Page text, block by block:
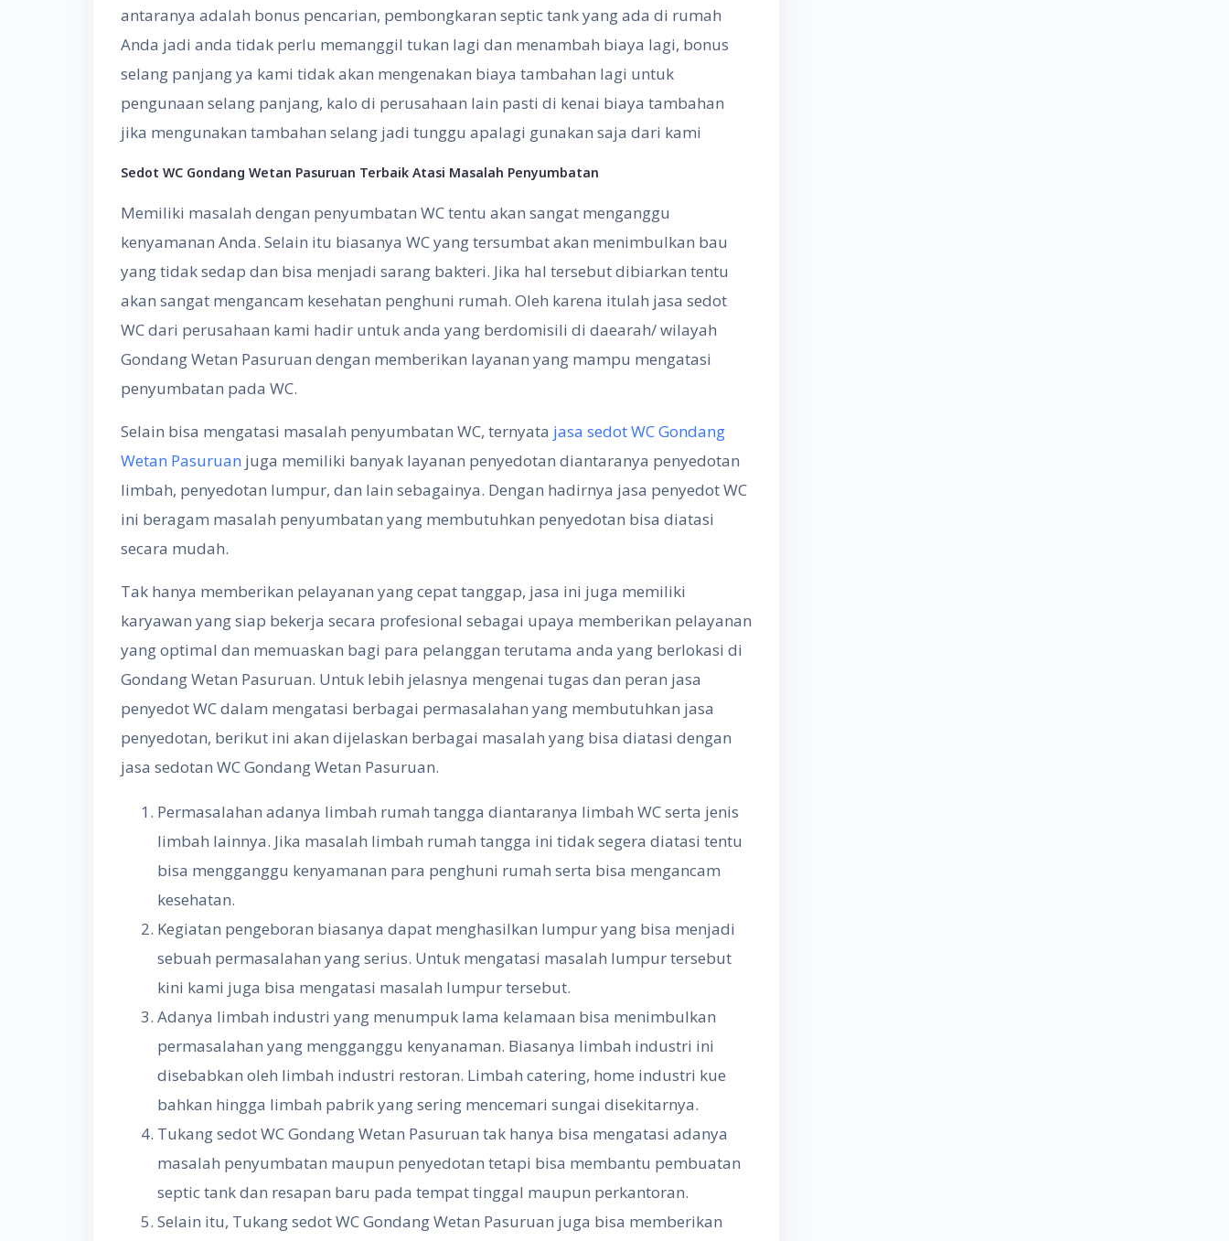
antaranya adalah bonus pencarian, pembongkaran septic tank yang ada di rumah
Anda jadi anda tidak perlu memanggil tukan lagi dan menambah biaya lagi, bonus
selang panjang ya kami tidak akan mengenakan biaya tambahan lagi untuk
pengunaan selang panjang, kalo di perusahaan lain pasti di kenai biaya tambahan
jika mengunakan tambahan selang jadi tunggu apalagi gunakan saja dari kami
Sedot WC Gondang Wetan Pasuruan Terbaik Atasi Masalah Penyumbatan
Memiliki masalah dengan penyumbatan WC tentu akan sangat menganggu
kenyamanan Anda. Selain itu biasanya WC yang tersumbat akan menimbulkan bau
yang tidak sedap dan bisa menjadi sarang bakteri. Jika hal tersebut dibiarkan tentu
akan sangat mengancam kesehatan penghuni rumah. Oleh karena itulah jasa sedot
WC dari perusahaan kami hadir untuk anda yang berdomisili di daearah/ wilayah
Gondang Wetan Pasuruan dengan memberikan layanan yang mampu mengatasi
penyumbatan pada WC.
Selain bisa mengatasi masalah penyumbatan WC, ternyata jasa sedot WC Gondang
Wetan Pasuruan juga memiliki banyak layanan penyedotan diantaranya penyedotan
limbah, penyedotan lumpur, dan lain sebagainya. Dengan hadirnya jasa penyedot WC
ini beragam masalah penyumbatan yang membutuhkan penyedotan bisa diatasi
secara mudah.
Tak hanya memberikan pelayanan yang cepat tanggap, jasa ini juga memiliki
karyawan yang siap bekerja secara profesional sebagai upaya memberikan pelayanan
yang optimal dan memuaskan bagi para pelanggan terutama anda yang berlokasi di
Gondang Wetan Pasuruan. Untuk lebih jelasnya mengenai tugas dan peran jasa
penyedot WC dalam mengatasi berbagai permasalahan yang membutuhkan jasa
penyedotan, berikut ini akan dijelaskan berbagai masalah yang bisa diatasi dengan
jasa sedotan WC Gondang Wetan Pasuruan.
Permasalahan adanya limbah rumah tangga diantaranya limbah WC serta jenis
limbah lainnya. Jika masalah limbah rumah tangga ini tidak segera diatasi tentu
bisa mengganggu kenyamanan para penghuni rumah serta bisa mengancam
kesehatan.
Kegiatan pengeboran biasanya dapat menghasilkan lumpur yang bisa menjadi
sebuah permasalahan yang serius. Untuk mengatasi masalah lumpur tersebut
kini kami juga bisa mengatasi masalah lumpur tersebut.
Adanya limbah industri yang menumpuk lama kelamaan bisa menimbulkan
permasalahan yang mengganggu kenyanaman. Biasanya limbah industri ini
disebabkan oleh limbah industri restoran. Limbah catering, home industri kue
bahkan hingga limbah pabrik yang sering mencemari sungai disekitarnya.
Tukang sedot WC Gondang Wetan Pasuruan tak hanya bisa mengatasi adanya
masalah penyumbatan maupun penyedotan tetapi bisa membantu pembuatan
septic tank dan resapan baru pada tempat tinggal maupun perkantoran.
Selain itu, Tukang sedot WC Gondang Wetan Pasuruan juga bisa memberikan